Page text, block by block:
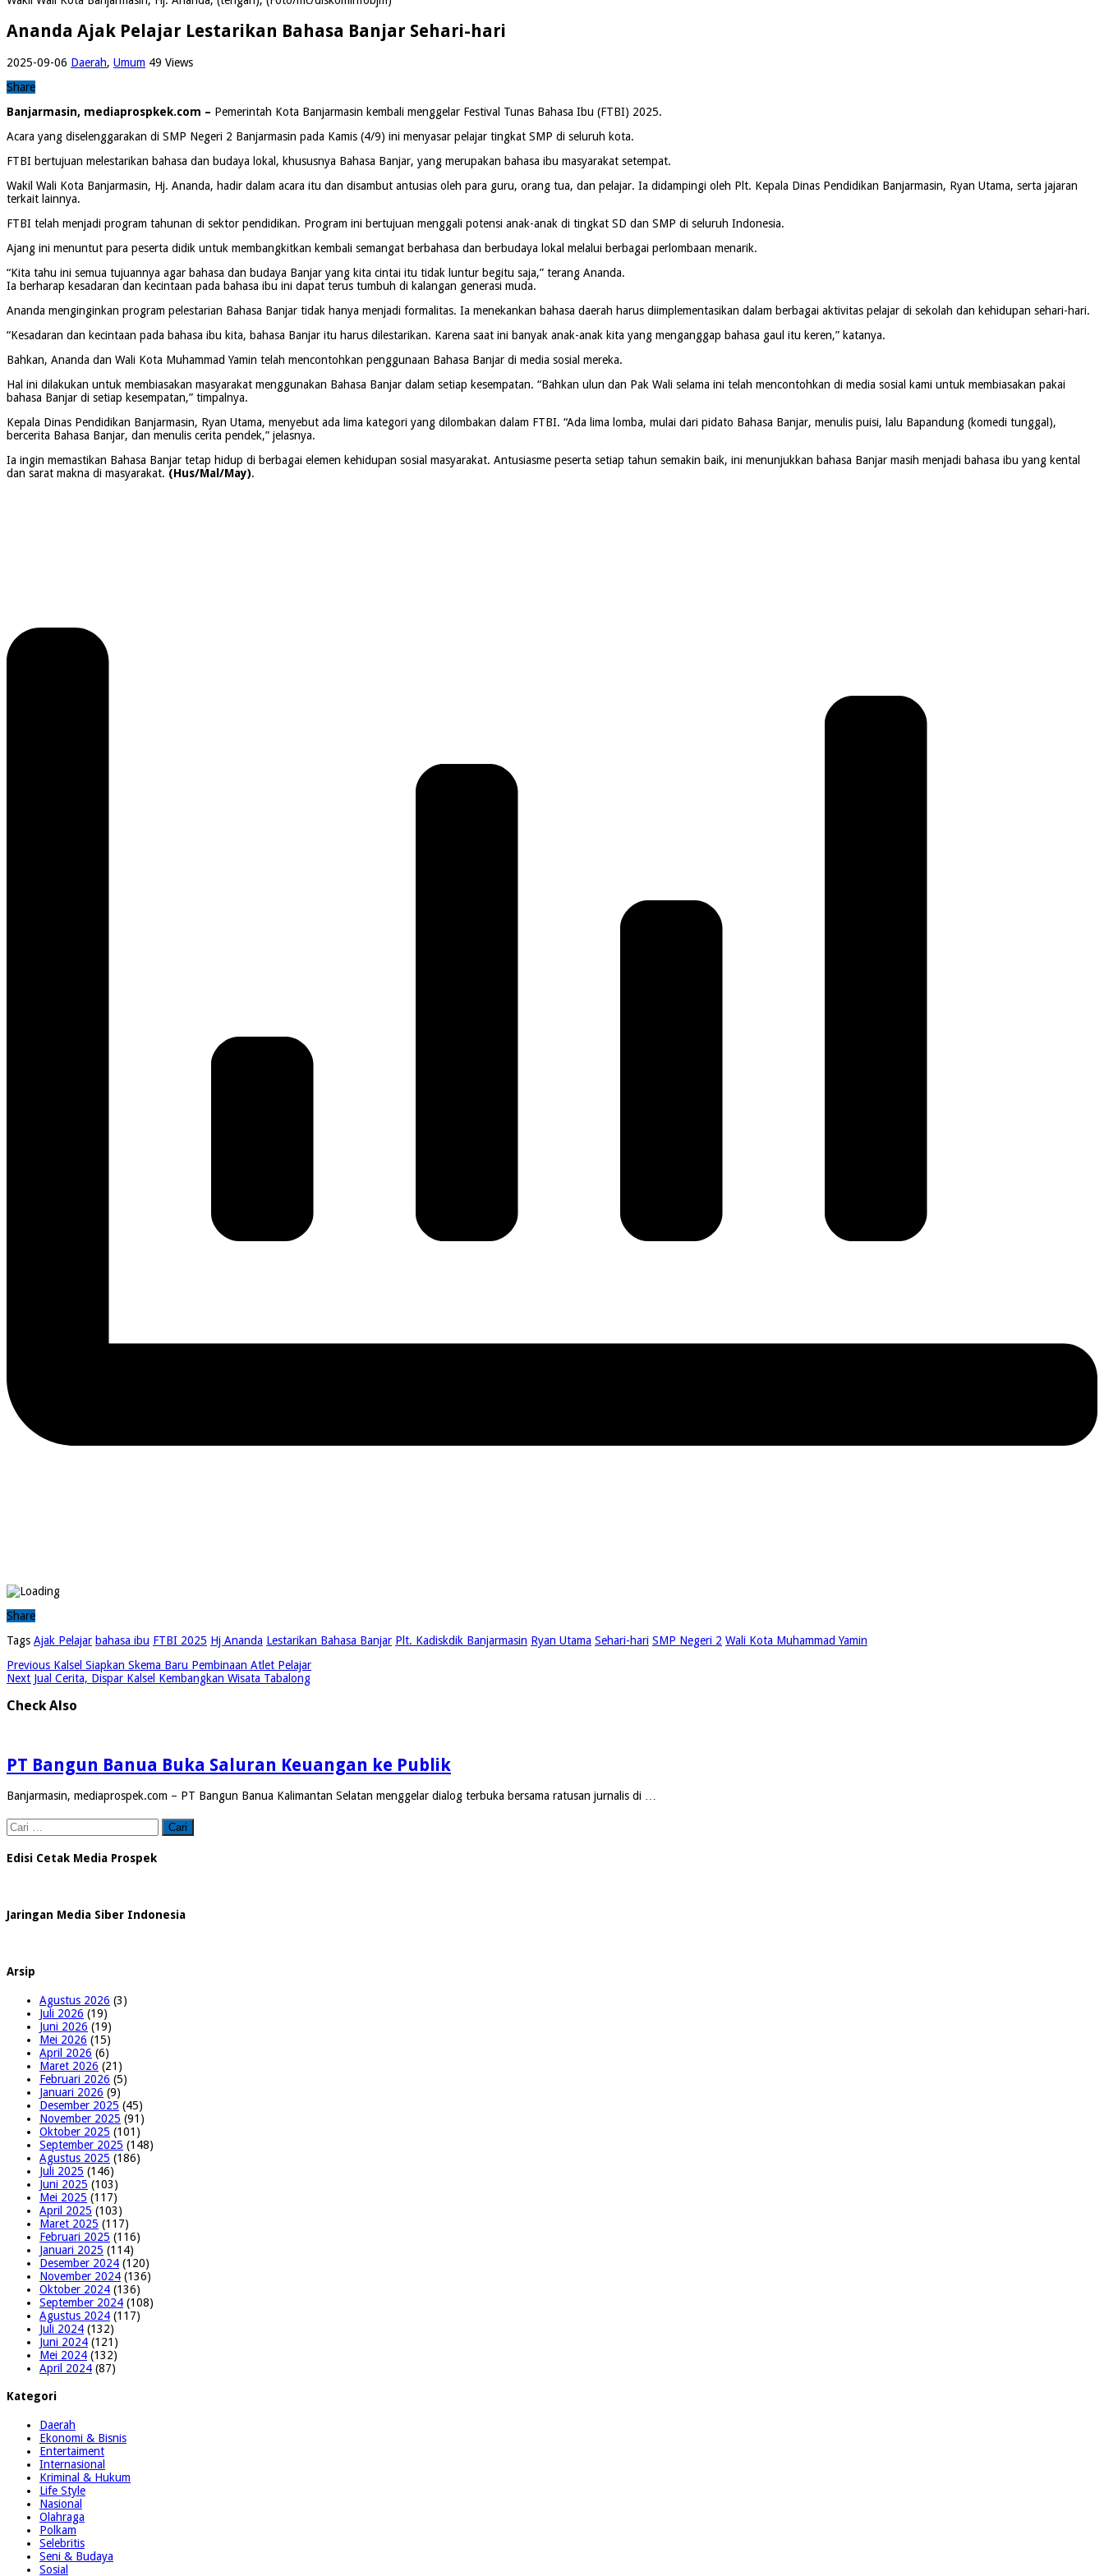
Ananda Ajak Pelajar Lestarikan Bahasa Banjar Sehari-hari
2025-09-06 Daerah, Umum 49 Views
Share
Banjarmasin, mediaprospkek.com – Pemerintah Kota Banjarmasin kembali menggelar Festival Tunas Bahasa Ibu (FTBI) 2025.
Acara yang diselenggarakan di SMP Negeri 2 Banjarmasin pada Kamis (4/9) ini menyasar pelajar tingkat SMP di seluruh kota.
FTBI bertujuan melestarikan bahasa dan budaya lokal, khususnya Bahasa Banjar, yang merupakan bahasa ibu masyarakat setempat.
Wakil Wali Kota Banjarmasin, Hj. Ananda, hadir dalam acara itu dan disambut antusias oleh para guru, orang tua, dan pelajar. Ia didampingi oleh Plt. Kepala Dinas Pendidikan Banjarmasin, Ryan Utama, serta jajaran
terkait lainnya.
FTBI telah menjadi program tahunan di sektor pendidikan. Program ini bertujuan menggali potensi anak-anak di tingkat SD dan SMP di seluruh Indonesia.
Ajang ini menuntut para peserta didik untuk membangkitkan kembali semangat berbahasa dan berbudaya lokal melalui berbagai perlombaan menarik.
“Kita tahu ini semua tujuannya agar bahasa dan budaya Banjar yang kita cintai itu tidak luntur begitu saja,” terang Ananda.
Ia berharap kesadaran dan kecintaan pada bahasa ibu ini dapat terus tumbuh di kalangan generasi muda.
Ananda menginginkan program pelestarian Bahasa Banjar tidak hanya menjadi formalitas. Ia menekankan bahasa daerah harus diimplementasikan dalam berbagai aktivitas pelajar di sekolah dan kehidupan sehari-hari.
“Kesadaran dan kecintaan pada bahasa ibu kita, bahasa Banjar itu harus dilestarikan. Karena saat ini banyak anak-anak kita yang menganggap bahasa gaul itu keren,” katanya.
Bahkan, Ananda dan Wali Kota Muhammad Yamin telah mencontohkan penggunaan Bahasa Banjar di media sosial mereka.
Hal ini dilakukan untuk membiasakan masyarakat menggunakan Bahasa Banjar dalam setiap kesempatan. “Bahkan ulun dan Pak Wali selama ini telah mencontohkan di media sosial kami untuk membiasakan pakai
bahasa Banjar di setiap kesempatan,” timpalnya.
Kepala Dinas Pendidikan Banjarmasin, Ryan Utama, menyebut ada lima kategori yang dilombakan dalam FTBI. “Ada lima lomba, mulai dari pidato Bahasa Banjar, menulis puisi, lalu Bapandung (komedi tunggal),
bercerita Bahasa Banjar, dan menulis cerita pendek,” jelasnya.
Ia ingin memastikan Bahasa Banjar tetap hidup di berbagai elemen kehidupan sosial masyarakat. Antusiasme peserta setiap tahun semakin baik, ini menunjukkan bahasa Banjar masih menjadi bahasa ibu yang kental
dan sarat makna di masyarakat. (Hus/Mal/May).
Share
Tags Ajak Pelajar bahasa ibu FTBI 2025 Hj Ananda Lestarikan Bahasa Banjar Plt. Kadiskdik Banjarmasin Ryan Utama Sehari-hari SMP Negeri 2 Wali Kota Muhammad Yamin
Previous Kalsel Siapkan Skema Baru Pembinaan Atlet Pelajar
Next Jual Cerita, Dispar Kalsel Kembangkan Wisata Tabalong
Check Also
PT Bangun Banua Buka Saluran Keuangan ke Publik
Banjarmasin, mediaprospek.com – PT Bangun Banua Kalimantan Selatan menggelar dialog terbuka bersama ratusan jurnalis di …
Cari
untuk:
Edisi Cetak Media Prospek
Jaringan Media Siber Indonesia
Arsip
Agustus 2026 (3)
Juli 2026 (19)
Juni 2026 (19)
Mei 2026 (15)
April 2026 (6)
Maret 2026 (21)
Februari 2026 (5)
Januari 2026 (9)
Desember 2025 (45)
November 2025 (91)
Oktober 2025 (101)
September 2025 (148)
Agustus 2025 (186)
Juli 2025 (146)
Juni 2025 (103)
Mei 2025 (117)
April 2025 (103)
Maret 2025 (117)
Februari 2025 (116)
Januari 2025 (114)
Desember 2024 (120)
November 2024 (136)
Oktober 2024 (136)
September 2024 (108)
Agustus 2024 (117)
Juli 2024 (132)
Juni 2024 (121)
Mei 2024 (132)
April 2024 (87)
Kategori
Daerah
Ekonomi & Bisnis
Entertaiment
Internasional
Kriminal & Hukum
Life Style
Nasional
Olahraga
Polkam
Selebritis
Seni & Budaya
Sosial